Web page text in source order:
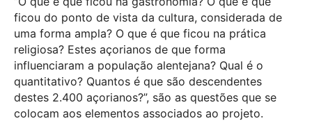
ficou do ponto de vista da cultura, considerada de
uma forma ampla? O que é que ficou na prática
religiosa? Estes açorianos de que forma
influenciaram a população alentejana? Qual é o
quantitativo? Quantos é que são descendentes
destes 2.400 açorianos?”, são as questões que se
colocam aos elementos associados ao projeto.